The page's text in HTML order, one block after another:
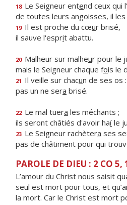
18 Le Seigneur entend ceux qui
de toutes leurs angoisses, il
19 Il est proche du cœur brisé,
il sauve l'esprit abattu.
20 Malheur sur malheur pour le
mais le Seigneur chaque fois le
21 Il veille sur chacun de ses os :
pas un ne sera brisé.
22 Le mal tuera les méchants ;
ils seront châtiés d'avoir haï le
23 Le Seigneur rachètera ses
pas de châtiment pour qui
PAROLE DE DIEU : 2 CO 5,
L’amour du Christ nous saisit
seul est mort pour tous, et
la mort. Car le Christ est mort